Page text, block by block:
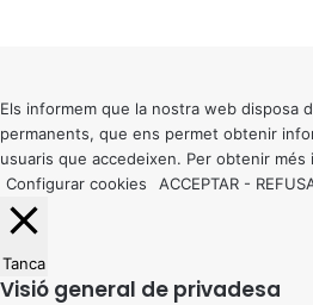
button
Els informem que la nostra web disposa
permanents, que ens permet obtenir
usuaris que accedeixen. Per obtenir
Configurar cookies
ACCEPTAR -
Tanca
Visió general de privadesa